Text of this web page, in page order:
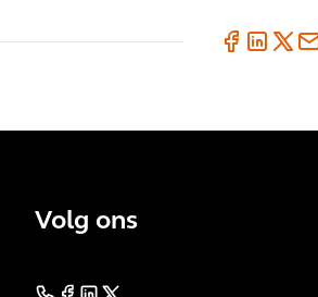
Volg ons